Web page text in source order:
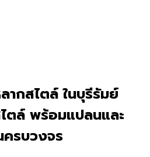
ากสไตล์ ในบุรีรัมย์
ตล์ พร้อมแปลนและ
ครบวงจร